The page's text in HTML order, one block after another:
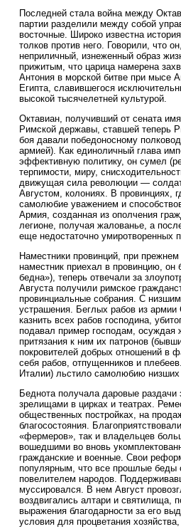
Последней стала война между
партии разделили между собой
восточные. Широко известна
толков против него. Говорили, что
неприличный, изнеженный образ
прижитым, что царица намерена
Антония в морской битве при мысе
Египта, славившегося
высокой тысячелетней культурой.
Октавиан, получивший от сената
Римской державы, ставшей теперь
боя давали победоносному
армией). Как единоличный глава
эффективную политику, он сумел
терпимости, миру,
движущая сила революции —
Августом, колониях. В провинциях,
самолюбие уважением и
Армия, созданная из ополчения
легионе, получая жалованье, а
еще недостаточно умиротворенных
Наместники провинций, при
наместник приехал в провинцию, он
бедна»), теперь отвечали за
Августа получили римское
провинциальные собрания. С
устрашения. Беглых рабов из армии
казнить всех рабов господина,
подавал пример господам, осуждая
притязания к ним их патронов
покровителей добрых отношений в
себя рабов, отпущенников и
Италии) льстило самолюбию низших
Беднота получала даровые
зрелищами в цирках и театрах.
общественных постройках, на
благосостояния.
«фермеров», так и владельцев
вошедшими во вновь
гражданские и военные. Свои
популярным, что все прошлые беды
повелителем народов.
муссировался. В нем Август
воздвигались алтари и святилища,
выражения благодарности за его
условия для процветания